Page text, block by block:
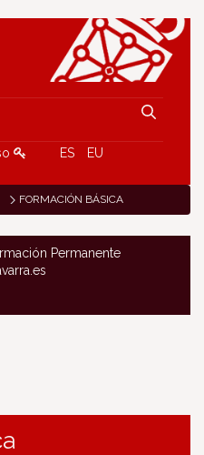
ES EU
FORMACIÓN BÁSICA
Permanente